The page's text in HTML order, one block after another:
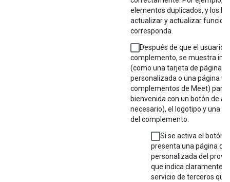
elementos duplicados, y los
actualizar y actualizar
corresponda.
Después de que el usuario
complemento, se muestra
(como una tarjeta de página
personalizada o una página
complementos de Meet) para
bienvenida con un botón de
necesario), el logotipo y una
del complemento.
Si se activa el botón
presenta una página de
personalizada del
que indica claramente
servicio de terceros